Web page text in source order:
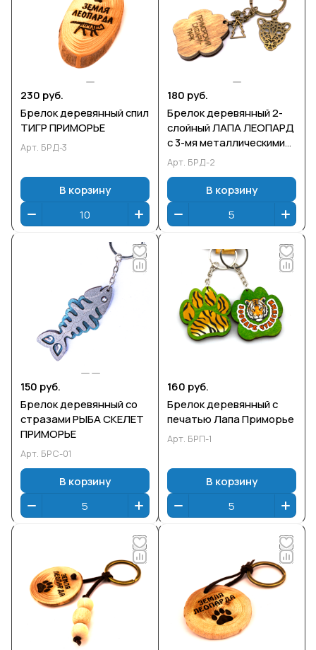
230 руб.
Брелок деревянный спил
ТИГР ПРИМОРЬЕ
Арт. БРД-3
В корзину
180 руб.
Брелок деревянный 2-
слойный ЛАПА ЛЕОПАРД
с 3-мя металлическими
подвесками ПРИМОРЬЕ
Арт. БРД-2
В корзину
150 руб.
Брелок деревянный со
стразами РЫБА СКЕЛЕТ
ПРИМОРЬЕ
Арт. БРС-01
В корзину
160 руб.
Брелок деревянный с
печатью Лапа Приморье
Арт. БРП-1
В корзину